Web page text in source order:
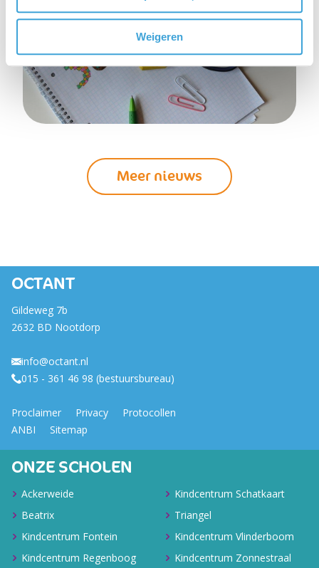
Weigeren
Meer nieuws
OCTANT
Gildeweg 7b
2632 BD Nootdorp
info@octant.nl
015 - 361 46 98 (bestuursbureau)
Proclaimer Privacy
Protocollen
ANBI
Sitemap
ONZE SCHOLEN
Ackerweide
Beatrix
Kindcentrum Fontein
Kindcentrum Regenboog
Kindcentrum Schatkaart
Triangel
Kindcentrum Vlinderboom
Kindcentrum Zonnestraal